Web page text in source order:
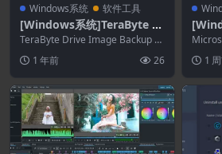
Windows系统 软件工具
[Windows系统]TeraByte Dr
ive Image Backup & Resto
re Suite 3.64
TeraByte Drive Image Backup a
1 年前 26
nal1